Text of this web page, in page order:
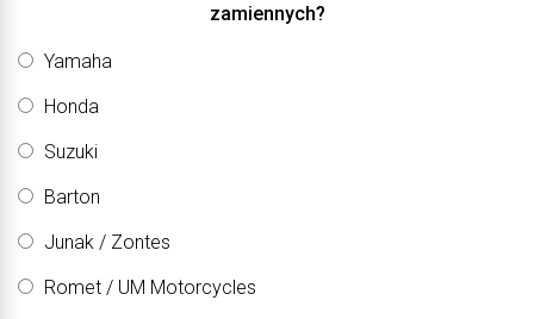
zamiennych?
Yamaha
Honda
Suzuki
Barton
Junak / Zontes
Romet / UM Motorcycles